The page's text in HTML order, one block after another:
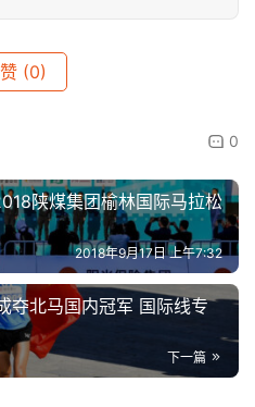
赞 (0)
0
陕煤集团榆林国际马拉松
2018年9月17日 上午7:32
夺北马国内冠军 国际线专
下一篇